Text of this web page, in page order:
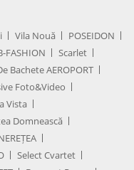
Vila Nouă
POSEIDON
FASHION
Scarlet
Bachete AEROPORT
Foto&Video
Vista
Domnească
Select Cvartet